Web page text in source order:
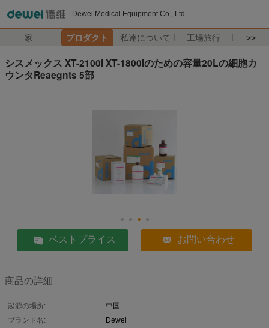
Dewei Medical Equipment Co., Ltd
家 プロダクト 私達について 工場旅行 >>
シスメックス XT-2100i XT-1800iのための容量20Lの細胞カ
ウンタReaegnts 5部
ベストプライス お問い合わせ
商品の詳細
起源の場所:
中国
ブランド名:
Dewei